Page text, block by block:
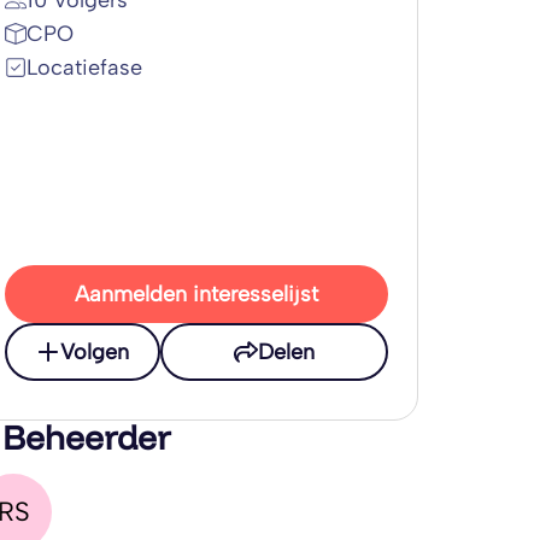
CPO
Locatiefase
Aanmelden interesselijst
Volgen Delen
RS